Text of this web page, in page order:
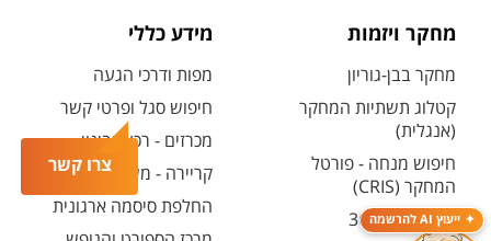
צרו קשר
ייעוץ AI להרשמה
מחקר ויזמות
מחקר בבן-גוריון
קטלוג תשתיות המחקר
(אנגלית)
חיפוש מנחה - פורטל
המחקר (CRIS)
מרכז יזמות 360
מידע כללי
מפות ודרכי הגעה
חיפוש סגל ופרטי קשר
מכרזים - רכש ובינוי
קריירה - משרות פתוחות
החלפת סיסמה ארגונית